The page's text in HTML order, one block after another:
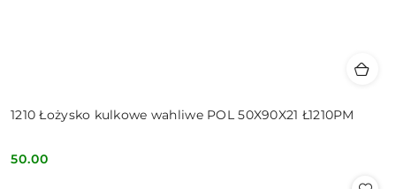
1210 Łożysko kulkowe wahliwe POL 50X90X21 Ł1210PM
Cena:
50.00